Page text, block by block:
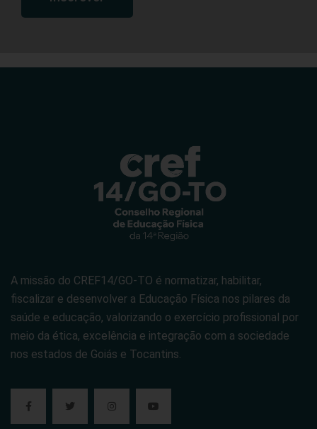
A missão do CREF14/GO-TO é normatizar, habilitar,
fiscalizar e desenvolver a Educação Física nos pilares da
saúde e educação, valorizando o exercício profissional por
meio da ética, excelência e integração com a sociedade
nos estados de Goiás e Tocantins.